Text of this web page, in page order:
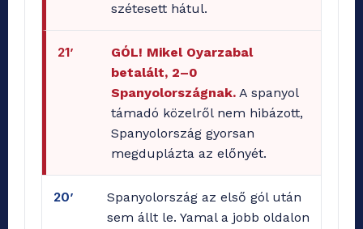
szétesett hátul.
21’
GÓL! Mikel Oyarzabal
betalált, 2–0
Spanyolországnak. A spanyol
támadó közelről nem hibázott,
Spanyolország gyorsan
megduplázta az előnyét.
20’
Spanyolország az első gól után
sem állt le. Yamal a jobb oldalon